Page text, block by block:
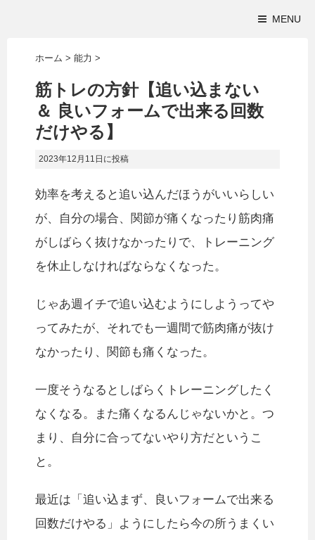
MENU
ホーム > 能力 >
筋トレの方針【追い込まない
＆ 良いフォームで出来る回数
だけやる】
2023年12月11日 に投稿
効率を考えると追い込んだほうがいいらしい
が、自分の場合、関節が痛くなったり筋肉痛
がしばらく抜けなかったりで、トレーニング
を休止しなければならなくなった。
じゃあ週イチで追い込むようにしようってや
ってみたが、それでも一週間で筋肉痛が抜け
なかったり、関節も痛くなった。
一度そうなるとしばらくトレーニングしたく
なくなる。また痛くなるんじゃないかと。つ
まり、自分に合ってないやり方だというこ
と。
最近は「追い込まず、良いフォームで出来る
回数だけやる」ようにしたら今の所うまくい